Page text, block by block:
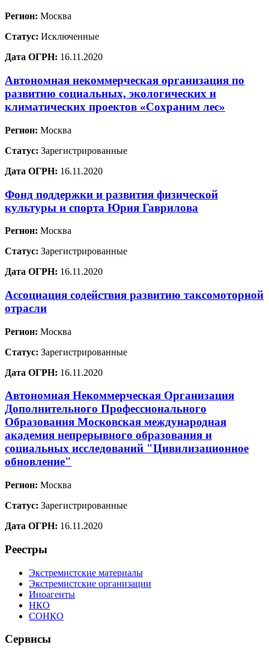
Регион: Москва
Статус: Исключенные
Дата ОГРН: 16.11.2020
Автономная некоммерческая организация по
развитию социальных, экологических и
климатических проектов «Сохраним лес»
Регион: Москва
Статус: Зарегистрированные
Дата ОГРН: 16.11.2020
Фонд поддержки и развития физической
культуры и спорта Юрия Гаврилова
Регион: Москва
Статус: Зарегистрированные
Дата ОГРН: 16.11.2020
Ассоциация содействия развитию таксомоторной
отрасли
Регион: Москва
Статус: Зарегистрированные
Дата ОГРН: 16.11.2020
Автономная Некоммерческая Организация
Дополнительного Профессионального
Образования Московская международная
академия непрерывного образования и
социальных исследований "Цивилизационное
обновление"
Регион: Москва
Статус: Зарегистрированные
Дата ОГРН: 16.11.2020
Реестры
Экстремистские материалы
Экстремистские организации
Иноагенты
НКО
СОНКО
Сервисы